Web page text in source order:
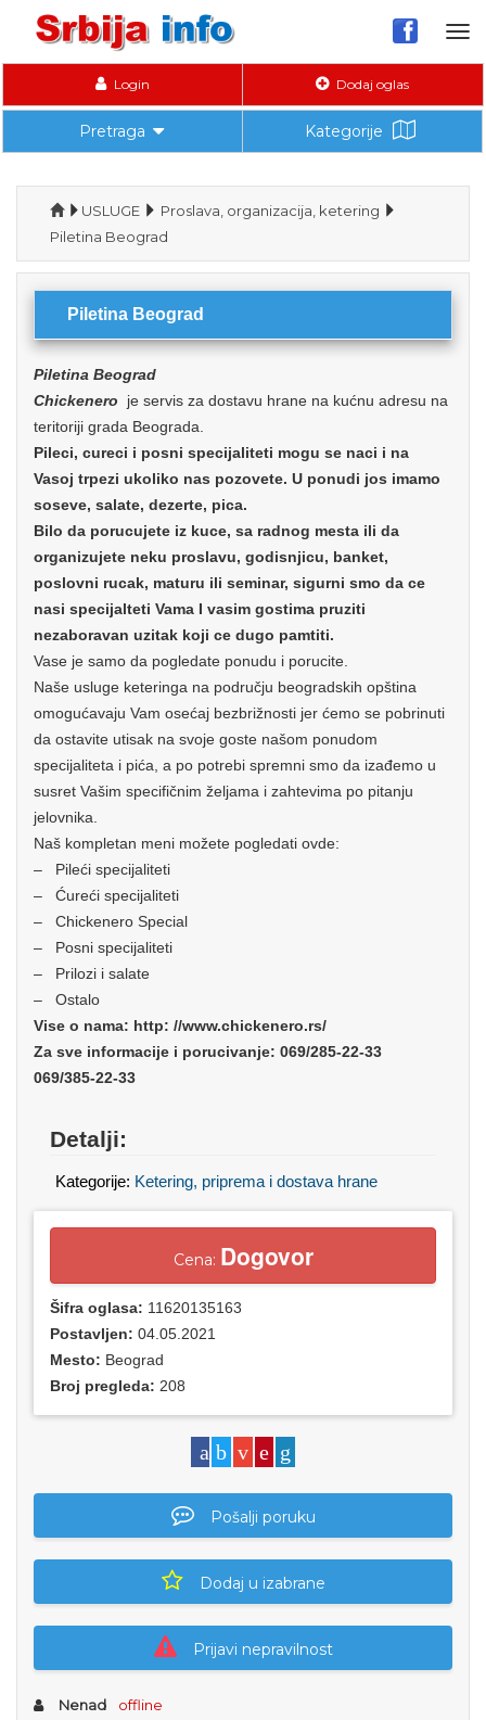
Login Dodaj oglas
Pretraga Kategorije
USLUGE
Proslava, organizacija, ketering
Piletina Beograd
Piletina Beograd
Piletina Beograd
Chickenero je servis za dostavu hrane na kućnu adresu na
teritoriji grada Beograda.
Pileci, cureci i posni specijaliteti mogu se naci i na
Vasoj trpezi ukoliko nas pozovete. U ponudi jos imamo
soseve, salate, dezerte, pica.
Bilo da porucujete iz kuce, sa radnog mesta ili da
organizujete neku proslavu, godisnjicu, banket,
poslovni rucak, maturu ili seminar, sigurni smo da ce
nasi specijalteti Vama I vasim gostima pruziti
nezaboravan uzitak koji ce dugo pamtiti.
Vase je samo da pogledate ponudu i porucite.
Naše usluge keteringa na području beogradskih opština
omogućavaju Vam osećaj bezbrižnosti jer ćemo se pobrinuti
da ostavite utisak na svoje goste našom ponudom
specijaliteta i pića, a po potrebi spremni smo da izađemo u
susret Vašim specifičnim željama i zahtevima po pitanju
jelovnika.
Naš kompletan meni možete pogledati ovde:
– Pileći specijaliteti
– Ćureći specijaliteti
– Chickenero Special
– Posni specijaliteti
– Prilozi i salate
– Ostalo
Vise o nama: http: //www.chickenero.rs/
Za sve informacije i porucivanje: 069/285-22-33
069/385-22-33
Detalji:
Kategorije: Ketering, priprema i dostava hrane
Cena: Dogovor
Šifra oglasa: 11620135163
Postavljen: 04.05.2021
Mesto: Beograd
Broj pregleda: 208
Pošalji poruku
Dodaj u izabrane
Prijavi nepravilnost
Nenad
offline